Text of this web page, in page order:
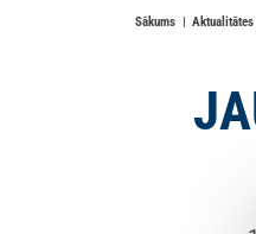
Sākums Aktualitātes